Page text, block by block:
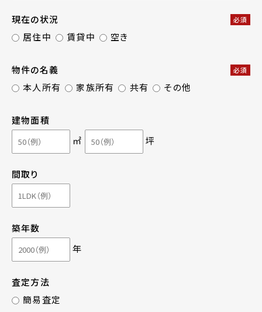
現在の状況 必須
居住中 賃貸中 空き
物件の名義 必須
本人所有 家族所有 共有 その他
建物面積
㎡
坪
間取り
築年数
年
査定方法
簡易査定